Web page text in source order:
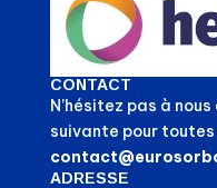
CONTACT
N’hésitez pas à
suivante pour
ADRESSE